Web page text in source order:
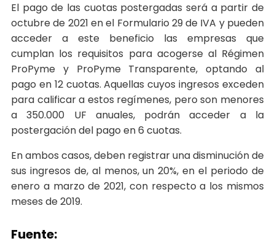
El pago de las cuotas postergadas será a partir de
octubre de 2021 en el Formulario 29 de IVA y pueden
acceder a este beneficio las empresas que
cumplan los requisitos para acogerse al Régimen
ProPyme y ProPyme Transparente, optando al
pago en 12 cuotas. Aquellas cuyos ingresos exceden
para calificar a estos regímenes, pero son menores
a 350.000 UF anuales, podrán acceder a la
postergación del pago en 6 cuotas.
En ambos casos, deben registrar una disminución de
sus ingresos de, al menos, un 20%, en el periodo de
enero a marzo de 2021, con respecto a los mismos
meses de 2019.
Fuente: